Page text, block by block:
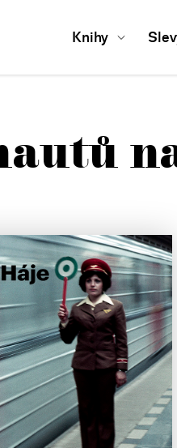
Knihy